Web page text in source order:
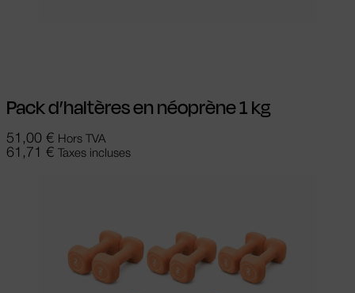
Pack d’haltères en néoprène 1 kg
51,00 € Hors TVA
61,71 € Taxes incluses